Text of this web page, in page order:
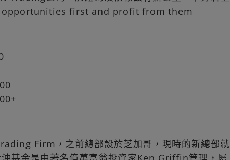
opportunities first and profit from them
Firm，之前總部設於芝加哥，現時的新總部就